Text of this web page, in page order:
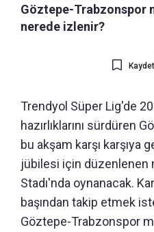
Göztepe-Trabzonspor
nerede izlenir?
Kaydet
Trendyol Süper Lig'de
hazırlıklarını sürdüren
bu akşam karşı karşıya
jübilesi için düzenlenen
Stadı'nda oynanacak.
başından takip etmek
Göztepe-Trabzonspor